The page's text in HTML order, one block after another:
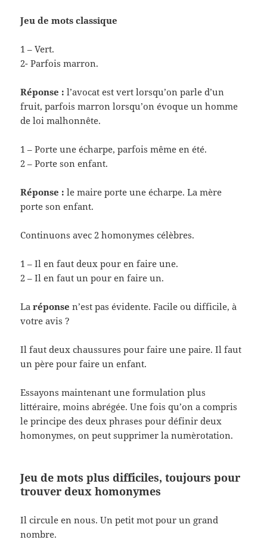
Jeu de mots classique
1 – Vert.
2- Parfois marron.
Réponse : l’avocat est vert lorsqu’on parle d’un
fruit, parfois marron lorsqu’on évoque un homme
de loi malhonnête.
1 – Porte une écharpe, parfois même en été.
2 – Porte son enfant.
Réponse : le maire porte une écharpe. La mère
porte son enfant.
Continuons avec 2 homonymes célèbres.
1 – Il en faut deux pour en faire une.
2 – Il en faut un pour en faire un.
Laréponse n’est pas évidente. Facile ou difficile, à
votre avis ?
Il faut deux chaussures pour faire une paire. Il faut
un père pour faire un enfant.
Essayons maintenant une formulation plus
littéraire, moins abrégée. Une fois qu’on a compris
le principe des deux phrases pour définir deux
homonymes, on peut supprimer la numèrotation.
Jeu de mots plus difficiles, toujours pour
trouver deux homonymes
Il circule en nous. Un petit mot pour un grand
nombre.